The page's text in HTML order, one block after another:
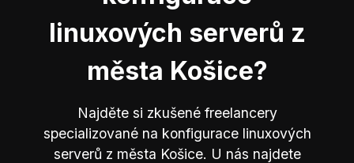
linuxových serverů z
města Košice?
Najděte si zkušené freelancery
specializované na konfigurace linuxových
serverů z města Košice. U nás najdete